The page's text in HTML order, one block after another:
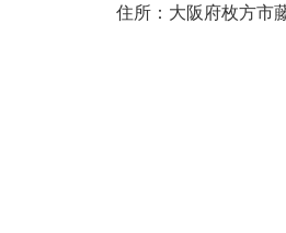
住所：大阪府枚方市